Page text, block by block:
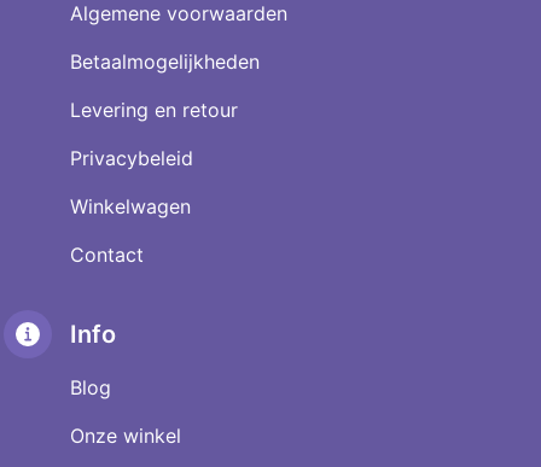
Algemene voorwaarden
Betaalmogelijkheden
Levering en retour
Privacybeleid
Winkelwagen
Contact
Info
Blog
Onze winkel